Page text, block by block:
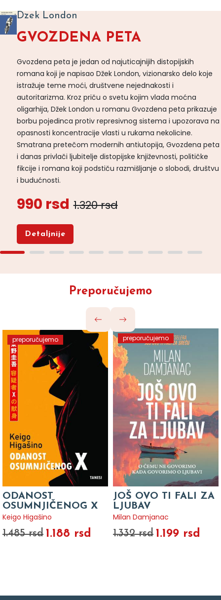
Dzek London
GVOZDENA PETA
Gvozdena peta je jedan od najuticajnijih distopijskih
romana koji je napisao Džek London, vizionarsko delo koje
istražuje teme moći, društvene nejednakosti i
autoritarizma. Kroz priču o svetu kojim vlada moćna
oligarhija, Džek London u romanu Gvozdena peta prikazuje
borbu pojedinca protiv represivnog sistema i upozorava na
opasnosti koncentracije vlasti u rukama nekolicine.
Smatrana pretečom modernih antiutopija, Gvozdena peta
i danas privlači ljubitelje distopijske književnosti, političke
fikcije i romana koji podstiču razmišljanje o slobodi, društvu
i budućnosti.
990 rsd 1.320 rsd
Detaljnije
Preporučujemo
preporučujemo
ODANOST
OSUMNJIČENOG X
Keigo Higašino
1.485 rsd 1.188 rsd
preporučujemo
JOŠ OVO TI FALI ZA
LJUBAV
Milan Damjanac
1.332 rsd 1.199 rsd